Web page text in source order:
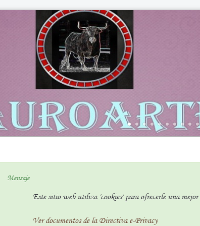
Mensaje
Este sitio web utiliza 'cookies' para ofrecerle una mejor
Ver documentos de la Directiva e-Privacy